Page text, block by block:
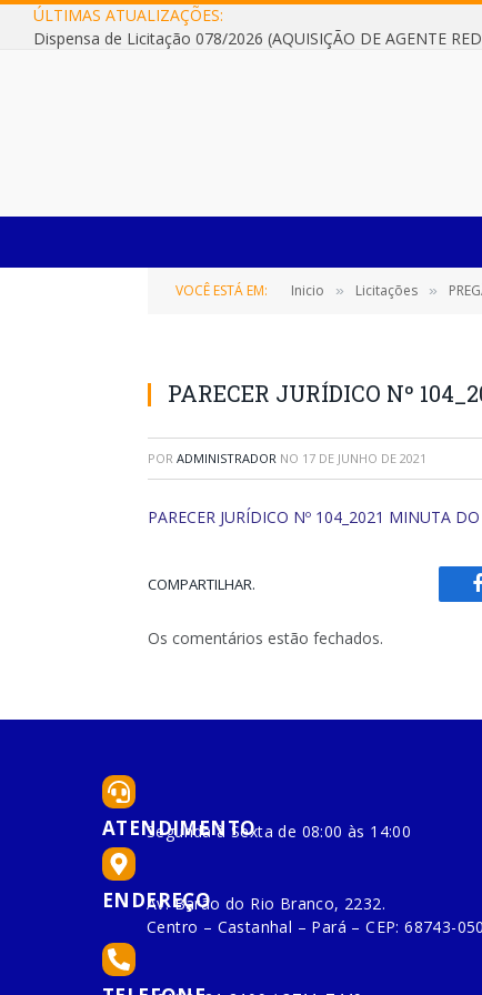
ÚLTIMAS ATUALIZAÇÕES:
VOCÊ ESTÁ EM: Inicio » Licitações »
PARECER JURÍDICO Nº
POR ADMINISTRADOR NO 17 DE JUNHO DE 2021
PARECER JURÍDICO Nº 104_2021 MINUTA
COMPARTILHAR.
Os comentários estão fechados.
ATENDIMENTO
Segunda à Sexta de 08:00 às 14:00
ENDEREÇO
Av. Barão do Rio Branco, 2232.
Centro – Castanhal – Pará – CEP: 68743-050